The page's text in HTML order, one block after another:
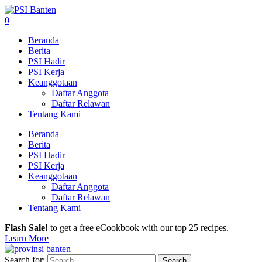
0
Beranda
Berita
PSI Hadir
PSI Kerja
Keanggotaan
Daftar Anggota
Daftar Relawan
Tentang Kami
Beranda
Berita
PSI Hadir
PSI Kerja
Keanggotaan
Daftar Anggota
Daftar Relawan
Tentang Kami
Flash Sale! to get a free eCookbook with our top 25 recipes.
Learn More
Search for: